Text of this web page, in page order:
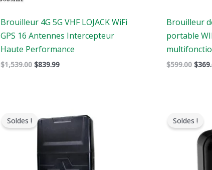
Brouilleur 4G 5G VHF LOJACK WiFi
GPS 16 Antennes Intercepteur
Haute Performance
$1,539.00 $839.99
Brouilleur
portable
$599.00 $
Soldes !
de
prix
$759.99
$789.88
Soldes !
était